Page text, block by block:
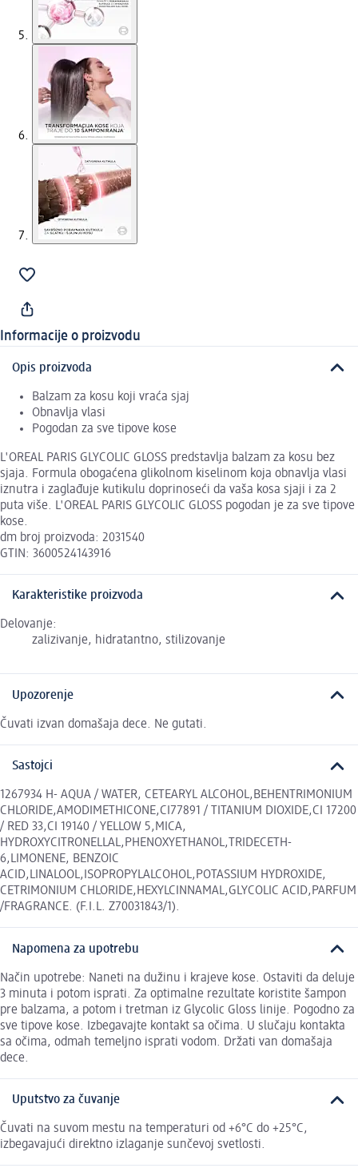
Informacije o proizvodu
Opis proizvoda
Balzam za kosu koji vraća sjaj
Obnavlja vlasi
Pogodan za sve tipove kose
L'OREAL PARIS GLYCOLIC GLOSS predstavlja balzam za kosu bez
sjaja. Formula obogaćena glikolnom kiselinom koja obnavlja vlasi
iznutra i zaglađuje kutikulu doprinoseći da vaša kosa sjaji i za 2
puta više. L'OREAL PARIS GLYCOLIC GLOSS pogodan je za sve tipove
kose.
dm broj proizvoda: 2031540
GTIN: 3600524143916
Karakteristike proizvoda
Delovanje:
zalizivanje, hidratantno, stilizovanje
Upozorenje
Čuvati izvan domašaja dece. Ne gutati.
Sastojci
1267934 H- AQUA / WATER, CETEARYL ALCOHOL,BEHENTRIMONIUM
CHLORIDE,AMODIMETHICONE,CI77891 / TITANIUM DIOXIDE,CI 17200
/ RED 33,CI 19140 / YELLOW 5,MICA,
HYDROXYCITRONELLAL,PHENOXYETHANOL,TRIDECETH-
6,LIMONENE, BENZOIC
ACID,LINALOOL,ISOPROPYLALCOHOL,POTASSIUM HYDROXIDE,
CETRIMONIUM CHLORIDE,HEXYLCINNAMAL,GLYCOLIC ACID,PARFUM
/FRAGRANCE. (F.I.L. Z70031843/1).
Napomena za upotrebu
Način upotrebe: Naneti na dužinu i krajeve kose. Ostaviti da deluje
3 minuta i potom isprati. Za optimalne rezultate koristite šampon
pre balzama, a potom i tretman iz Glycolic Gloss linije. Pogodno za
sve tipove kose. Izbegavajte kontakt sa očima. U slučaju kontakta
sa očima, odmah temeljno isprati vodom. Držati van domašaja
dece.
Uputstvo za čuvanje
Čuvati na suvom mestu na temperaturi od +6°C do +25°C,
izbegavajući direktno izlaganje sunčevoj svetlosti.